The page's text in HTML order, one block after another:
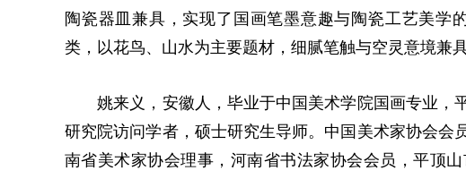
陶瓷器皿兼具，实现了国画笔墨意趣与陶瓷工艺美学
类，以花鸟、山水为主要题材，细腻笔触与空灵意境兼
姚来义，安徽人，毕业于中国美术学院国画专业，
研究院访问学者，硕士研究生导师。中国美术家协会
南省美术家协会理事，河南省书法家协会会员，平顶